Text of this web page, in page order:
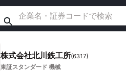
株式会社北川鉄工所(6317)
東証スタンダード 機械